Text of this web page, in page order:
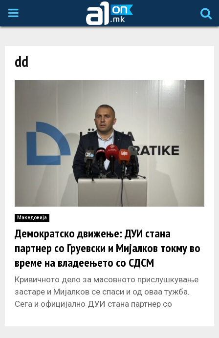
P
E
N
U
dd
Македонија
Демократско движење: ДУИ стана
партнер со Груевски и Мијалков токму во
време на владеењето со СДСМ
Кривичното дело за масовното прислушкување
застаре и Мијалков се спаси и од оваа тужба.
Сега и официјално ДУИ стана партнер со